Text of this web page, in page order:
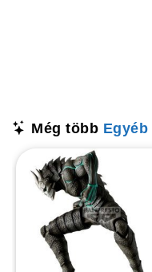
Még több Egyéb